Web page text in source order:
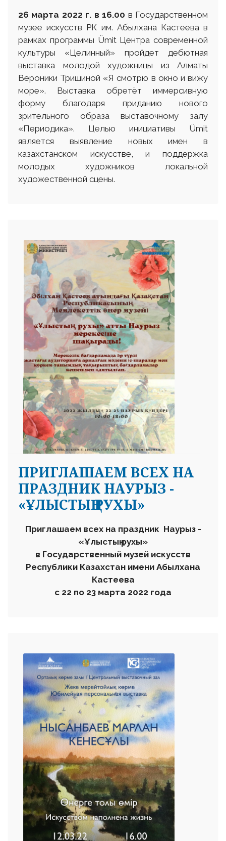
26 марта 2022 г. в 16.00 в Государственном
музее искусств РК им. Абылхана Кастеева в
рамках программы Ümit Центра современной
культуры «Целинный» пройдет дебютная
выставка молодой художницы из Алматы
Вероники Тришиной «Я смотрю в окно и вижу
море». Выставка обретёт иммерсивную
форму благодаря приданию нового
зрительного образа выставочному залу
«Периодика». Целью инициативы Ümit
является выявление новых имен в
казахстанском искусстве, и поддержка
молодых художников локальной
художественной сцены.
ПРИГЛАШАЕМ ВСЕХ НА
ПРАЗДНИК НАУРЫЗ -
«ҰЛЫСТЫҢ РУХЫ»
Приглашаем всех на праздник Наурыз-
«Ұлыстың рухы»
в Государственный музей искусств
Республики Казахстан имени Абылхана
Кастеева
с 22 по 23 марта 2022 года